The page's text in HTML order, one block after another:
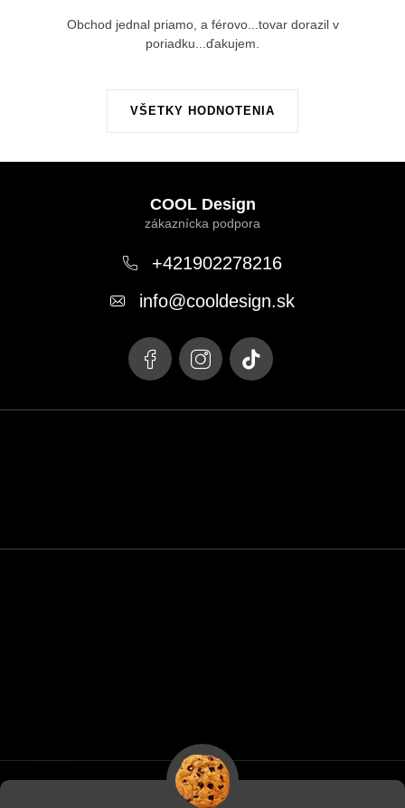
VŠETKY HODNOTENIA
Obchod jednal priamo, a férovo...tovar dorazil v
poriadku...ďakujem.
COOL Design
+421902278216
info@cooldesign.sk